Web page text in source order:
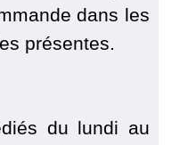
dans les
présentes.
du lundi au